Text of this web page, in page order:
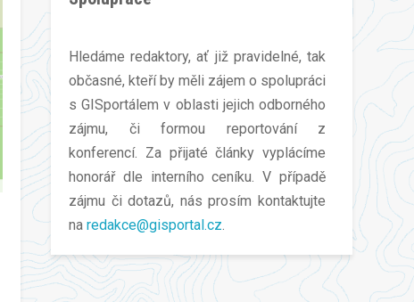
Hledáme redaktory, ať již pravidelné, tak
občasné, kteří by měli zájem o spolupráci
s GISportálem v oblasti jejich odborného
zájmu, či formou reportování z
konferencí. Za přijaté články vyplácíme
honorář dle interního ceníku. V případě
zájmu či dotazů, nás prosím kontaktujte
na redakce@gisportal.cz.